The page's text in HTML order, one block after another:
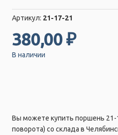
Артикул: 21-17-21
380,00 ₽
В наличии
Вы можете купить поршень 21-
поворота) со склада в